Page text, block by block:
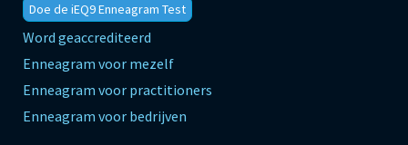
Doe de iEQ9 Enneagram Test
Word geaccrediteerd
Enneagram voor mezelf
Enneagram voor practitioners
Enneagram voor bedrijven